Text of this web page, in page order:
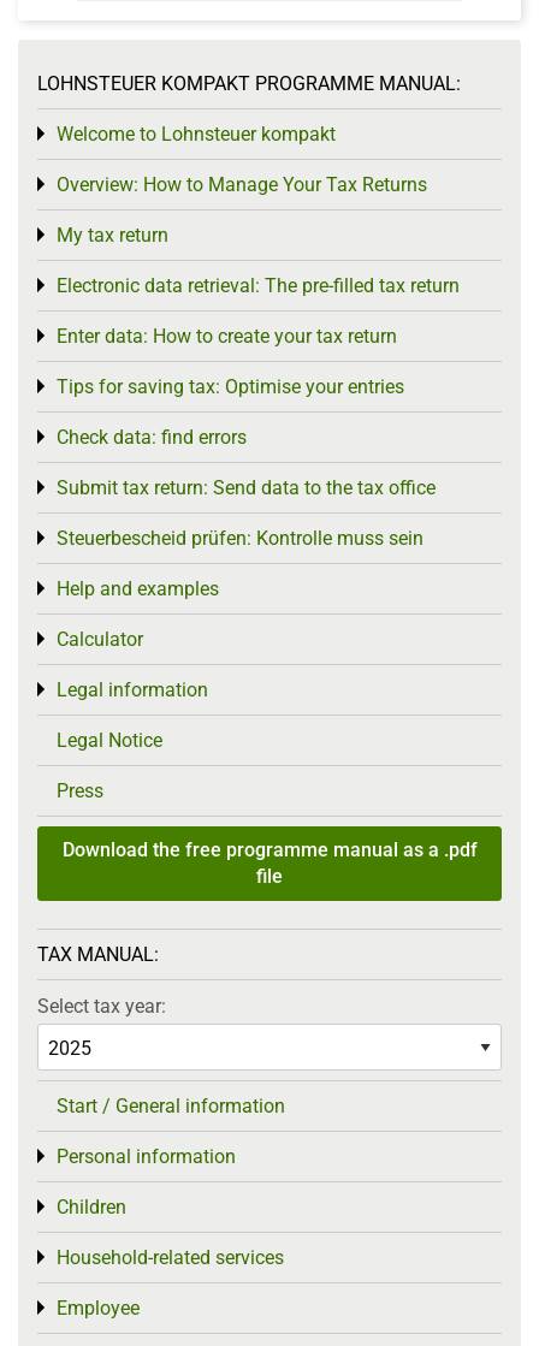
LOHNSTEUER KOMPAKT PROGRAMME MANUAL:
Welcome to Lohnsteuer kompakt
Toggle menu
Overview: How to Manage Your Tax Returns
Toggle menu
My tax return
Toggle menu
Electronic data retrieval: The pre-filled tax return
Toggle menu
Enter data: How to create your tax return
Toggle menu
Tips for saving tax: Optimise your entries
Toggle menu
Check data: find errors
Toggle menu
Submit tax return: Send data to the tax office
Toggle menu
Steuerbescheid prüfen: Kontrolle muss sein
Toggle menu
Help and examples
Toggle menu
Calculator
Toggle menu
Legal information
Toggle menu
Legal Notice
Press
Download the free programme manual as a .pdf
file
TAX MANUAL:
Select tax year:
Start / General information
Personal information
Toggle menu
Children
Toggle menu
Household-related services
Toggle menu
Employee
Toggle menu